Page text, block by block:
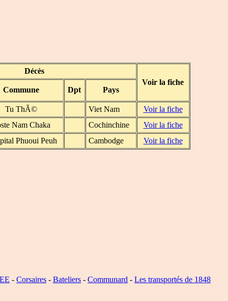
Décès
Voir la fiche
Commune Dpt Pays
Tu ThÃ© Viet Nam
Voir la fiche
Nam Chaka Cochinchine
Voir la fiche
Phuoui Peuh Cambodge Voir la fiche
- Corsaires - Bateliers - Communard - Les transportés de 1848